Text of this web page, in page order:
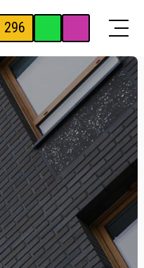
296